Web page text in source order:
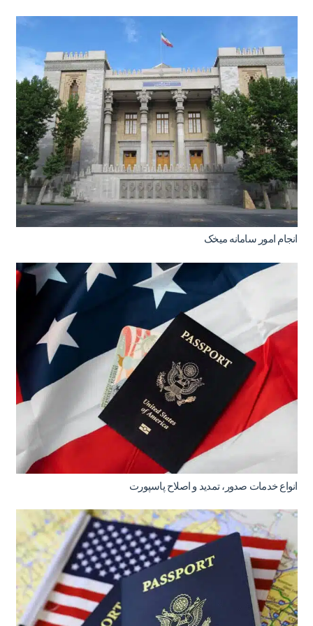
انجام امور سامانه میخک
انواع خدمات صدور، تمدید و اصلاح پاسپورت